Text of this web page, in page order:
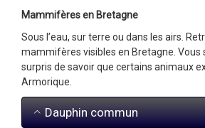
Mammifères en Bretagne
Sous l’eau, sur terre ou dans les airs.
mammifères visibles en Bretagne. Vous
surpris de savoir que certains animaux
Armorique.
Dauphin commun